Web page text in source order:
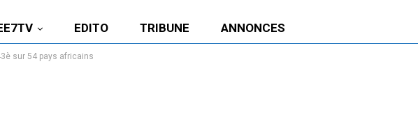
EDITO TRIBUNE ANNONCES
sur 54 pays africains